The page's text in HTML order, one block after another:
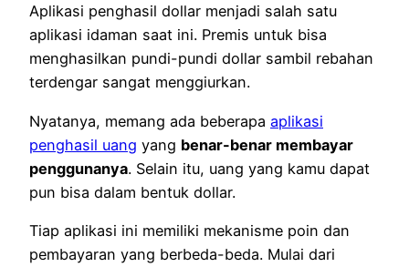
Aplikasi penghasil dollar menjadi salah satu
aplikasi idaman saat ini. Premis untuk bisa
menghasilkan pundi-pundi dollar sambil rebahan
terdengar sangat menggiurkan.
Nyatanya, memang ada beberapa aplikasi
penghasil uang yang benar-benar membayar
penggunanya. Selain itu, uang yang kamu dapat
pun bisa dalam bentuk dollar.
Tiap aplikasi ini memiliki mekanisme poin dan
pembayaran yang berbeda-beda. Mulai dari